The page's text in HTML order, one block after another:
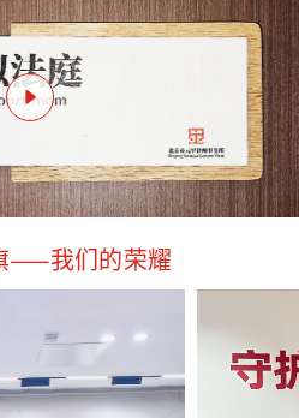
——我们的荣耀